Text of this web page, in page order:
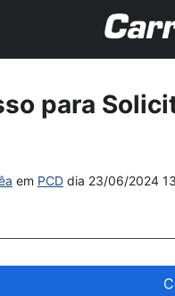
para
em PCD dia 23/06/2024